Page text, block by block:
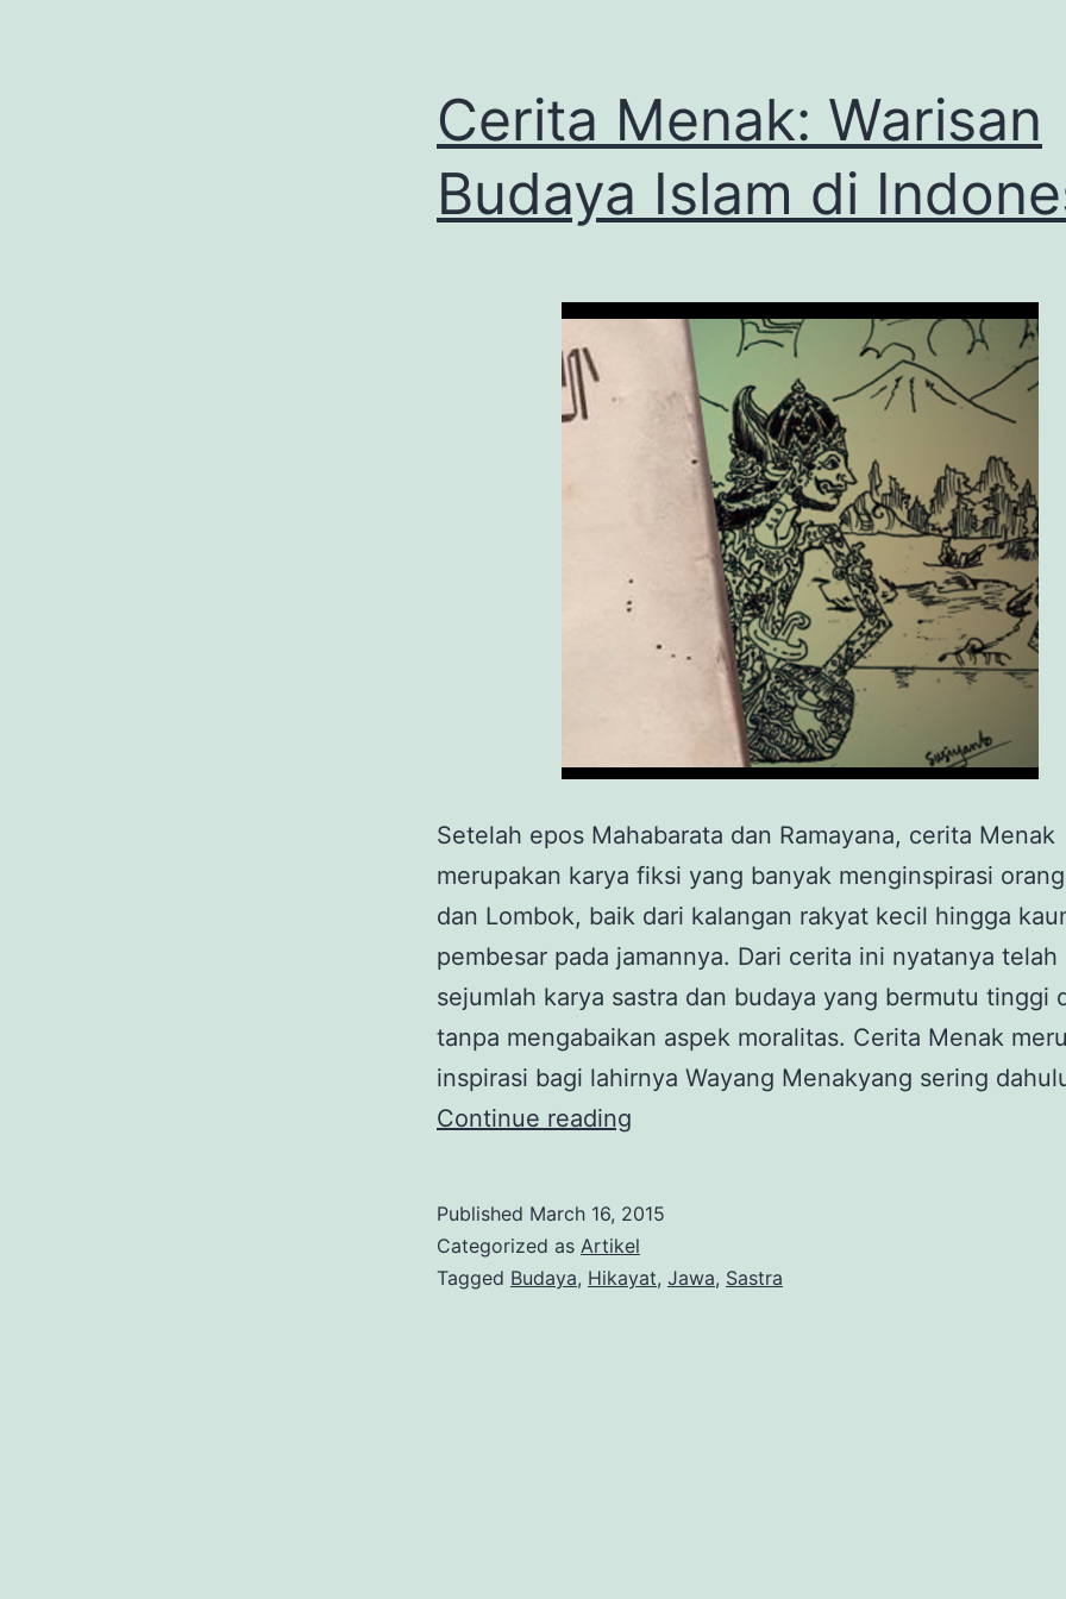
Cerita Menak: Warisan
Budaya Islam di
Setelah epos Mahabarata dan Ramayana, cerita Menak
merupakan karya fiksi yang banyak menginspirasi
dan Lombok, baik dari kalangan rakyat kecil hingga
pembesar pada jamannya. Dari cerita ini nyatanya telah
sejumlah karya sastra dan budaya yang bermutu tinggi
tanpa mengabaikan aspek moralitas. Cerita Menak
inspirasi bagi lahirnya Wayang Menakyang sering
Continue reading
Budaya
Islam
Published March 16, 2015
Categorized as Artikel
Tagged Budaya, Hikayat, Jawa, Sastra